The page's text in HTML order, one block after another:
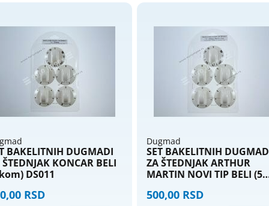
- štapni
lux - elektroinstalacioni
lux - interio modularni program
lux - mikro prekidači i
lux - og lux prekidači i
osigurači
kablovi i gajtani
kablovi i podsklopovi
BAKELITNIH DUGMADI
ŠTEDNJAK KONCAR BELI
DS011
RSD
Dugmad
SET BAKELITNIH
ZA ŠTEDNJAK ARTHUR
MARTIN NOVI TIP BELI (5
500,00 RSD